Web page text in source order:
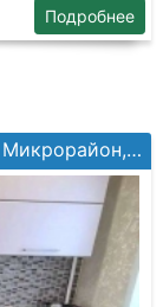
Подробнее
Пригородная ул, №10